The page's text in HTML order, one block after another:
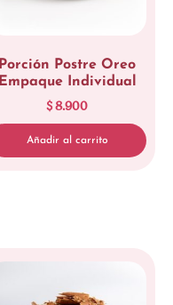
Porción Postre Oreo
Empaque Individual
$8.900
Añadir al carrito